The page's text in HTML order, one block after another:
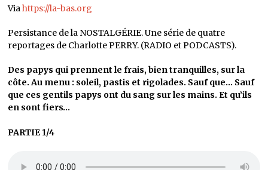
Viahttps://la-bas.org
Persistance de la NOSTALGÉRIE. Une série de quatre
reportages de Charlotte PERRY. (RADIO et PODCASTS).
Des papys qui prennent le frais, bien tranquilles, sur la
côte. Au menu : soleil, pastis et rigolades. Sauf que… Sauf
que ces gentils papys ont du sang sur les mains. Et qu’ils
en sont fiers…
PARTIE 1/4